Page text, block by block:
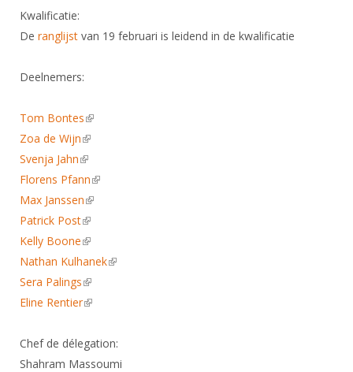
Historie
Commissies
Ereleden
Bondsbureau
Contact
Medewerkers
Samenwerking
Formulieren
Alle Verenigingen
Verenigingsondersteuning
Reglementen
Materiaal
Schermpaspoort
Wedstrijdkalender
KNAS Keurmerk
NK's
JEC
Veteranenwedstrijden
Nieuws
Atletencommissie
Internationale Titeltoernooien
Internationale aanmeldingen
Voor coaches en leraren
Nieuws
Opleidingen
Voor scheidsrechters
Nieuws
Scheidsrechterslijst
Scheidsrechter Documentatie
Opleidingen
Archief
Kwalificatie:
De ranglijst van 19 februari is leidend in de kwalificatie
Deelnemers:
Tom Bontes(link is external)
Zoa de Wijn(link is external)
Svenja Jahn(link is external)
Florens Pfann(link is external)
Max Janssen(link is external)
Patrick Post(link is external)
Kelly Boone(link is external)
Nathan Kulhanek(link is external)
Sera Palings(link is external)
Eline Rentier(link is external)
Chef de délegation:
Shahram Massoumi